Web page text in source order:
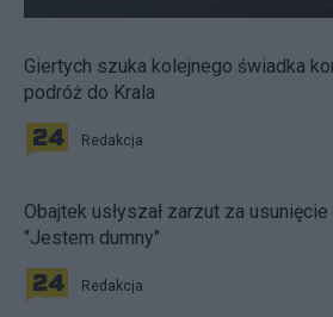
Giertych szuka kolejnego świadka
podróż do Krala
Redakcja
Obajtek usłyszał zarzut za
"Jestem dumny"
Redakcja